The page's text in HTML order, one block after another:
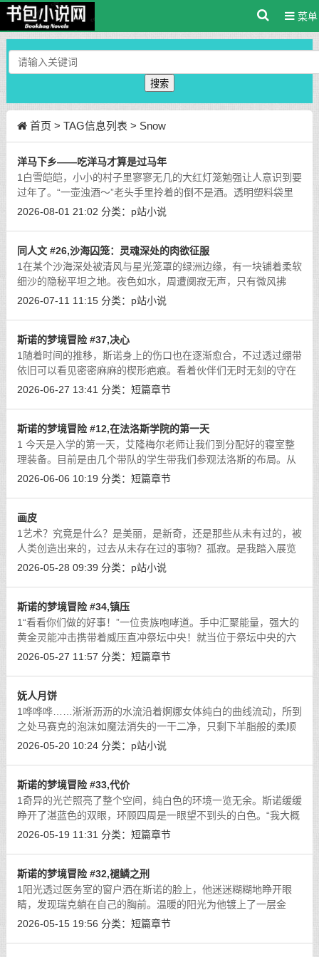
菜单
搜索
首页 > TAG信息列表 > Snow
洋马下乡——吃洋马才算是过马年
1白雪皑皑，小小的村子里寥寥无几的大红灯笼勉强让人意识到要
过年了。“一壶浊酒～”老头手里拎着的倒不是酒。透明塑料袋里
花花绿绿的装满了各种各样熟食，换以前这破村子那唯一的小卖
2026-08-01 21:02 分类： p站小说
同人文 #26,沙海囚笼：灵魂深处的肉欲征服
1在某个沙海深处被清风与星光笼罩的绿洲边缘，有一块铺着柔软
细沙的隐秘平坦之地。夜色如水，周遭阒寂无声，只有微风拂
过，带来一丝凉意。荧，金发如瀑，在月光下泛着牛奶般的光
2026-07-11 11:15 分类： p站小说
斯诺的梦境冒险 #37,决心
1随着时间的推移，斯诺身上的伤口也在逐渐愈合，不过透过绷带
依旧可以看见密密麻麻的楔形疤痕。看着伙伴们无时无刻的守在
自己身旁，斯诺内心也翻涌起一阵暖流。“已经过去一段时间了，
2026-06-27 13:41 分类： 短篇章节
斯诺的梦境冒险 #12,在法洛斯学院的第一天
1 今天是入学的第一天，艾隆梅尔老师让我们到分配好的寝室整
理装备。目前是由几个带队的学生带我们参观法洛斯的布局。从
学院正门进入校园就是黄金广场。一些学校组织的活动会在这里
2026-06-06 10:19 分类： 短篇章节
画皮
1艺术？究竟是什么？是美丽，是新奇，还是那些从未有过的，被
人类创造出来的，过去从未存在过的事物？孤寂。是我踏入展览
馆后心中浮现的评价。持续数天的展出已是最后一日。那些有头
2026-05-28 09:39 分类： p站小说
斯诺的梦境冒险 #34,镇压
1“看看你们做的好事！”一位贵族咆哮道。手中汇聚能量，强大的
黄金灵能冲击携带着威压直冲祭坛中央！就当位于祭坛中央的六
人即将被攻击吞噬时，洛姆殿下化为一道金色闪光拦在了六小只
2026-05-27 11:57 分类： 短篇章节
妩人月饼
1哗哗哗……淅淅沥沥的水流沿着婀娜女体纯白的曲线流动，所到
之处马赛克的泡沫如魔法消失的一干二净，只剩下羊脂般的柔顺
肌肤。尤其是当花洒经过小肚子，泡沫下原本应是黑漆漆丛林的
2026-05-20 10:24 分类： p站小说
斯诺的梦境冒险 #33,代价
1奇异的光芒照亮了整个空间，纯白色的环境一览无余。斯诺缓缓
睁开了湛蓝色的双眼，环顾四周是一眼望不到头的白色。“我大概
是死了吧。这里好寂寞，好荒凉......”当斯诺眨眼的瞬间一声笑声
2026-05-19 11:31 分类： 短篇章节
斯诺的梦境冒险 #32,褪鳞之刑
1阳光透过医务室的窗户洒在斯诺的脸上，他迷迷糊糊地睁开眼
睛，发现瑞克躺在自己的胸前。温暖的阳光为他镀上了一层金
边。斯诺不知不觉的伸手抚摸着瑞克的脑袋，内心涌起一丝安
2026-05-15 19:56 分类： 短篇章节